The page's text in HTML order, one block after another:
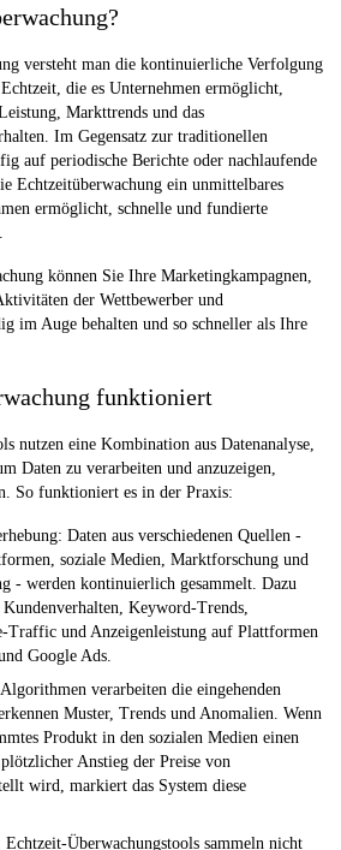
versteht man die kontinuierliche Verfolgung
die es Unternehmen ermöglicht,
Markttrends und das
Im Gegensatz zur traditionellen
auf periodische Berichte oder nachlaufende
Echtzeitüberwachung ein unmittelbares
ermöglicht, schnelle und fundierte
können Sie Ihre Marketingkampagnen,
der Wettbewerber und
im Auge behalten und so schneller als Ihre
funktioniert
nutzen eine Kombination aus Datenanalyse,
Daten zu verarbeiten und anzuzeigen,
So funktioniert es in der Praxis:
Daten aus verschiedenen Quellen -
soziale Medien, Marktforschung und
- werden kontinuierlich gesammelt. Dazu
Keyword-Trends,
Traffic und Anzeigenleistung auf Plattformen
Google Ads.
verarbeiten die eingehenden
Muster, Trends und Anomalien. Wenn
Produkt in den sozialen Medien einen
Anstieg der Preise von
wird, markiert das System diese
Echtzeit-Überwachungstools sammeln nicht